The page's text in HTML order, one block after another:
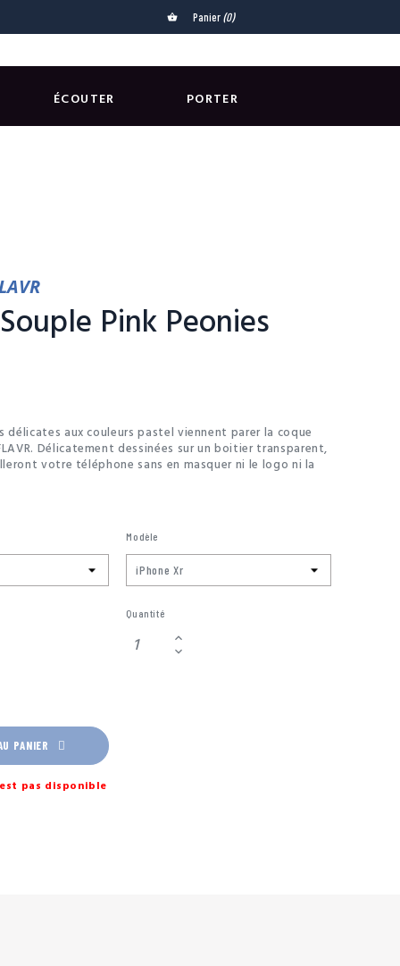
shopping_basket Panier (0)
ÉCOUTER PORTER
Pink Peonies
délicates aux couleurs pastel viennent parer la coque
Délicatement dessinées sur un boitier transparent,
votre téléphone sans en masquer ni le logo ni la
dessins et matériaux. Leur ligne de conduite ?
Modèle
Quantité
PANIER
pas disponible